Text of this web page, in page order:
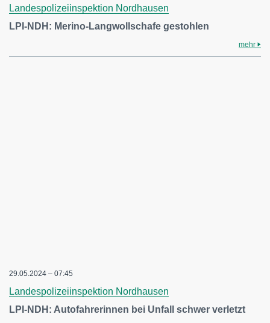
Landespolizeiinspektion Nordhausen
LPI-NDH: Merino-Langwollschafe gestohlen
mehr
29.05.2024 – 07:45
Landespolizeiinspektion Nordhausen
LPI-NDH: Autofahrerinnen bei Unfall schwer verletzt